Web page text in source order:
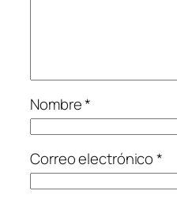
Nombre*
Correo electrónico*